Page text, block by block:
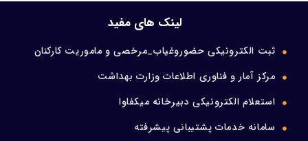
لینک های مفید
ثبت الکترونیکی حضوروغیاب_مرخصی و ماموریت کارکنان
مرکز آمار و فناوری اطلاعات وزارت بهداشت
استعلام الکترونیکی دبیرخانه میکفاوا
سامانه خدمات پشتیبانی پیشرفته